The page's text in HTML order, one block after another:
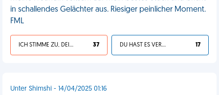
in schallendes Gelächter aus. Riesiger peinlicher Moment.
FML
ICH STIMME ZU, DEIN LEBEN IST SCHEISSE 37 DU HAST ES VERDIENT 17
Unter Shimshi - 14/04/2025 01:16